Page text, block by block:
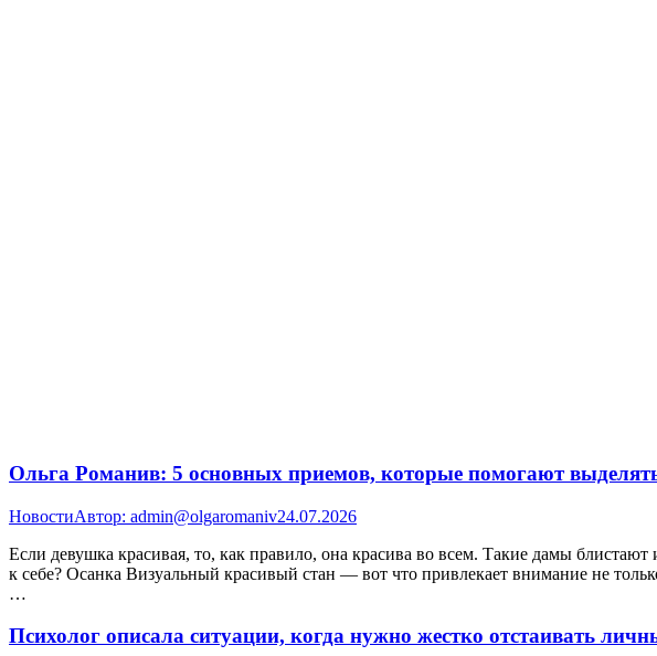
Ольга Романив: 5 основных приемов, которые помогают
НовостиАвтор: admin@olgaromaniv24.07.2026
Если девушка красивая, то, как правило, она красива во всем. Такие дамы
к себе? Осанка Визуальный красивый стан — вот что привлекает внимание не
…
Психолог описала ситуации, когда нужно жестко отстаивать